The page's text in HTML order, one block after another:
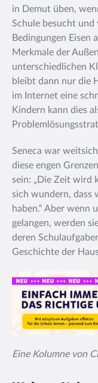
in Demut üben,
Schule besucht
Bedingungen Eisen
Merkmale der
unterschiedlichen
bleibt dann nur die
im Internet eine
Kindern kann dies
Seneca war
diese engen
sein: „Die Zeit wird
sich wundern, dass
haben.“ Aber wenn
gelangen, werden
deren
Geschichte der
Eine Kolumne von